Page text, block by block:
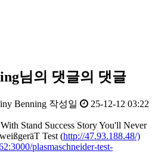
님의 댓글의 댓글
Benning 작성일 25-12-12 03:22
Stand Success Story You'll Never
Test (http://47.93.188.48/)
plasmaschneider-test-